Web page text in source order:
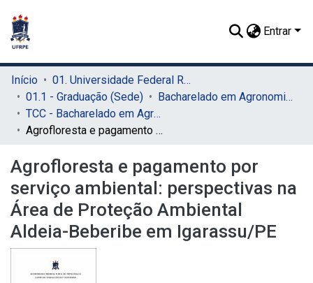
Entrar
Início
01. Universidade Federal Rural de Pernambuco - UFRPE (Sede)
01.1 - Graduação (Sede)
Bacharelado em Agronomia (Sede)
TCC - Bacharelado em Agronomia (Sede)
Agrofloresta e pagamento por serviço ambiental: perspectivas na Área de Proteção Ambiental Aldeia-Beberibe em Igarassu/PE
Agrofloresta e pagamento por
serviço ambiental: perspectivas na
Área de Proteção Ambiental
Aldeia-Beberibe em Igarassu/PE